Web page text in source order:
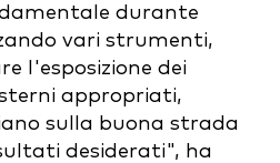
durante
vari strumenti,
l'esposizione dei
appropriati,
sulla buona strada
desiderati", ha